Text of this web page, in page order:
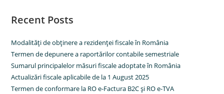
Recent Posts
Modalităţi de obţinere a rezidenţei fiscale în România
Termen de depunere a raportărilor contabile semestriale
Sumarul principalelor măsuri fiscale adoptate în România
Actualizări fiscale aplicabile de la 1 August 2025
Termen de conformare la RO e-Factura B2C şi RO e-TVA